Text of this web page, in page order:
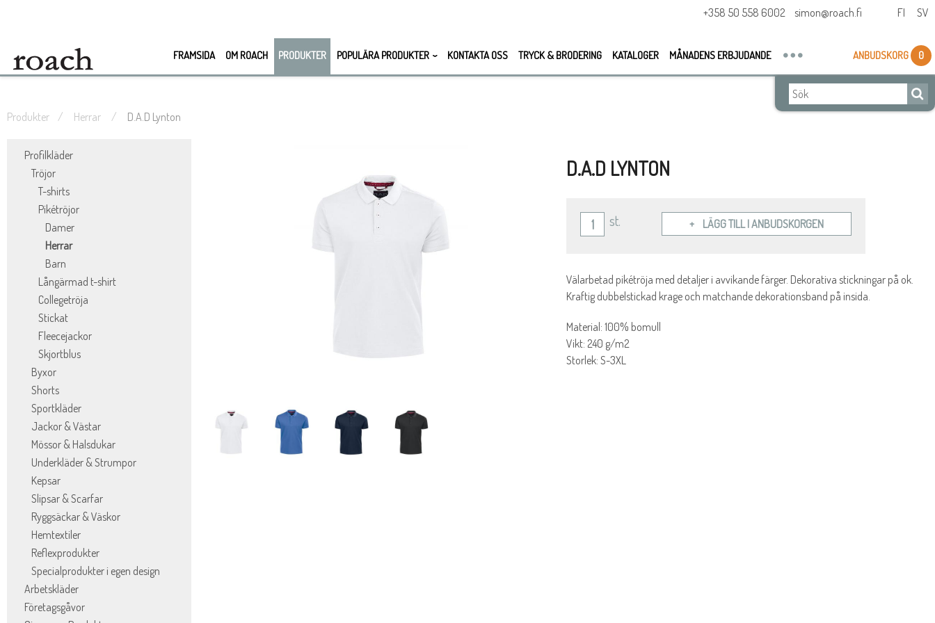
+358 50 558 6002 simon@roach.fi FI SV
FRAMSIDA OM ROACH PRODUKTER POPULÄRA PRODUKTER KONTAKTA OSS TRYCK & BRODERING KATALOGER MÅNADENS ERBJUDANDE ANBUDSKORG 0
Produkter Herrar D.A.D Lynton
Profilkläder
Tröjor
T-shirts
Pikétröjor
Damer
Herrar
Barn
Långärmad t-shirt
Collegetröja
Stickat
Fleecejackor
Skjortblus
Byxor
Shorts
Sportkläder
Jackor & Västar
Mössor & Halsdukar
Underkläder & Strumpor
Kepsar
Slipsar & Scarfar
Ryggsäckar & Väskor
Hemtextiler
Reflexprodukter
Specialprodukter i egen design
Arbetskläder
Företagsgåvor
D.A.D LYNTON
st. LÄGG TILL I ANBUDSKORGEN
Välarbetad pikétröja med detaljer i avvikande färger. Dekorativa stickningar på ok.
Kraftig dubbelstickad krage och matchande dekorationsband på insida.
Material: 100% bomull
Vikt: 240 g/m2
Storlek: S-3XL